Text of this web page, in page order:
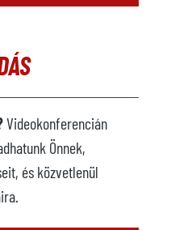
Videokonferencián
Önnek,
és közvetlenül